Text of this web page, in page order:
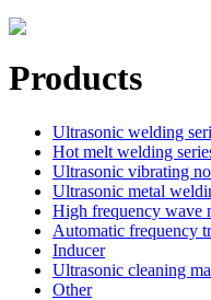
Products
Ultrasonic welding
Hot melt welding
Ultrasonic vibrating
Ultrasonic metal
High frequency wave
Automatic frequency
Inducer
Ultrasonic cleaning
Other